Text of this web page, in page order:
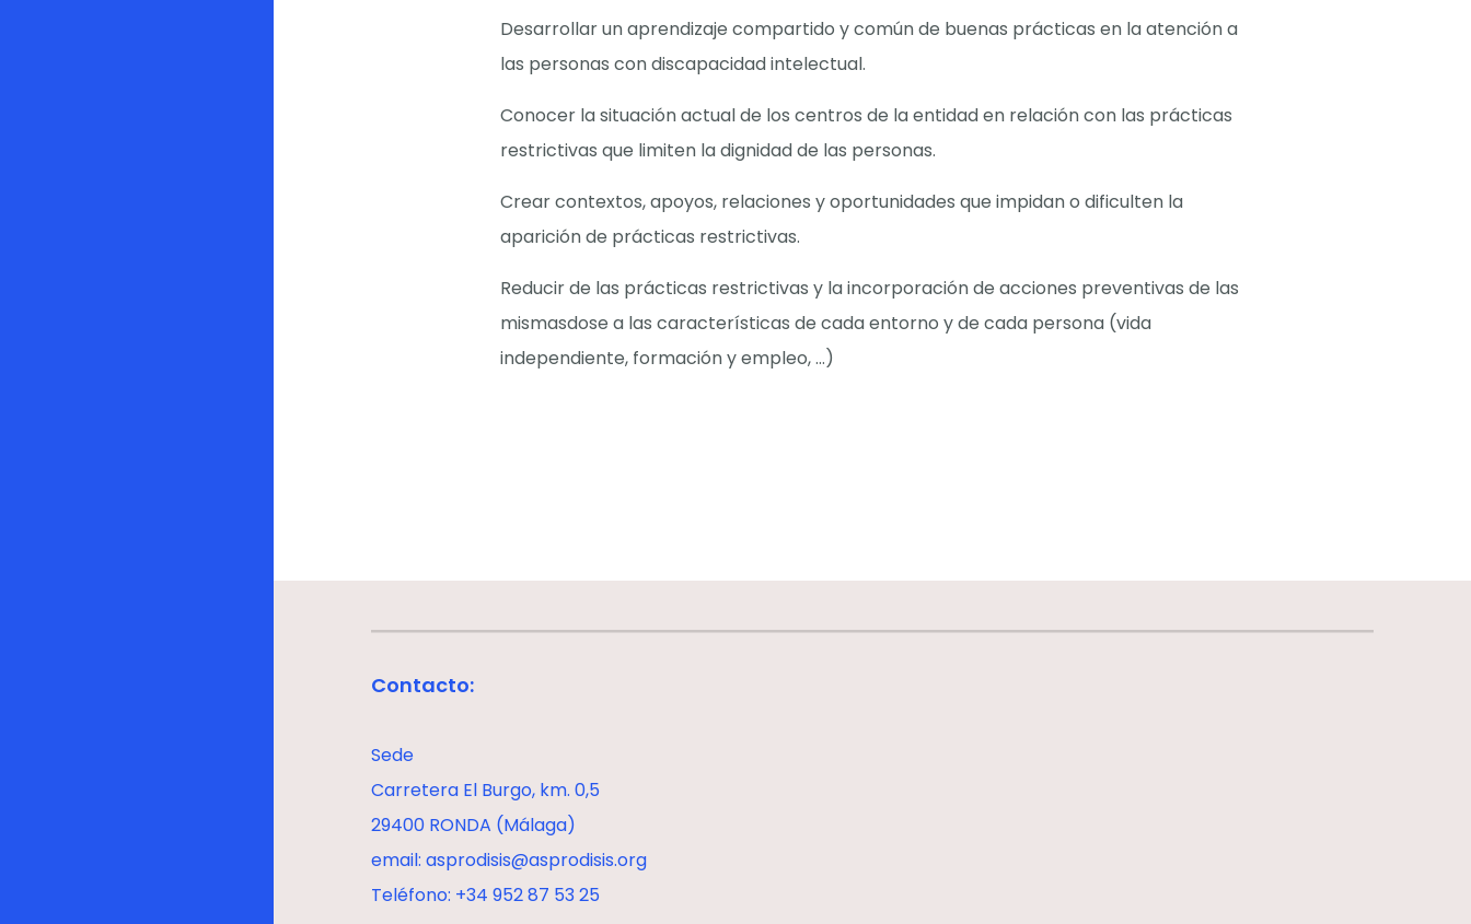
Desarrollar un aprendizaje compartido y común de buenas prácticas en la atención a
las personas con discapacidad intelectual.
Conocer la situación actual de los centros de la entidad en relación con las prácticas
restrictivas que limiten la dignidad de las personas.
Crear contextos, apoyos, relaciones y oportunidades que impidan o dificulten la
aparición de prácticas restrictivas.
Reducir de las prácticas restrictivas y la incorporación de acciones preventivas de las
mismasdose a las características de cada entorno y de cada persona (vida
independiente, formación y empleo, …)
Contacto:
Sede
Carretera El Burgo, km. 0,5
29400 RONDA (Málaga)
email: asprodisis@asprodisis.org
Teléfono: +34 952 87 53 25